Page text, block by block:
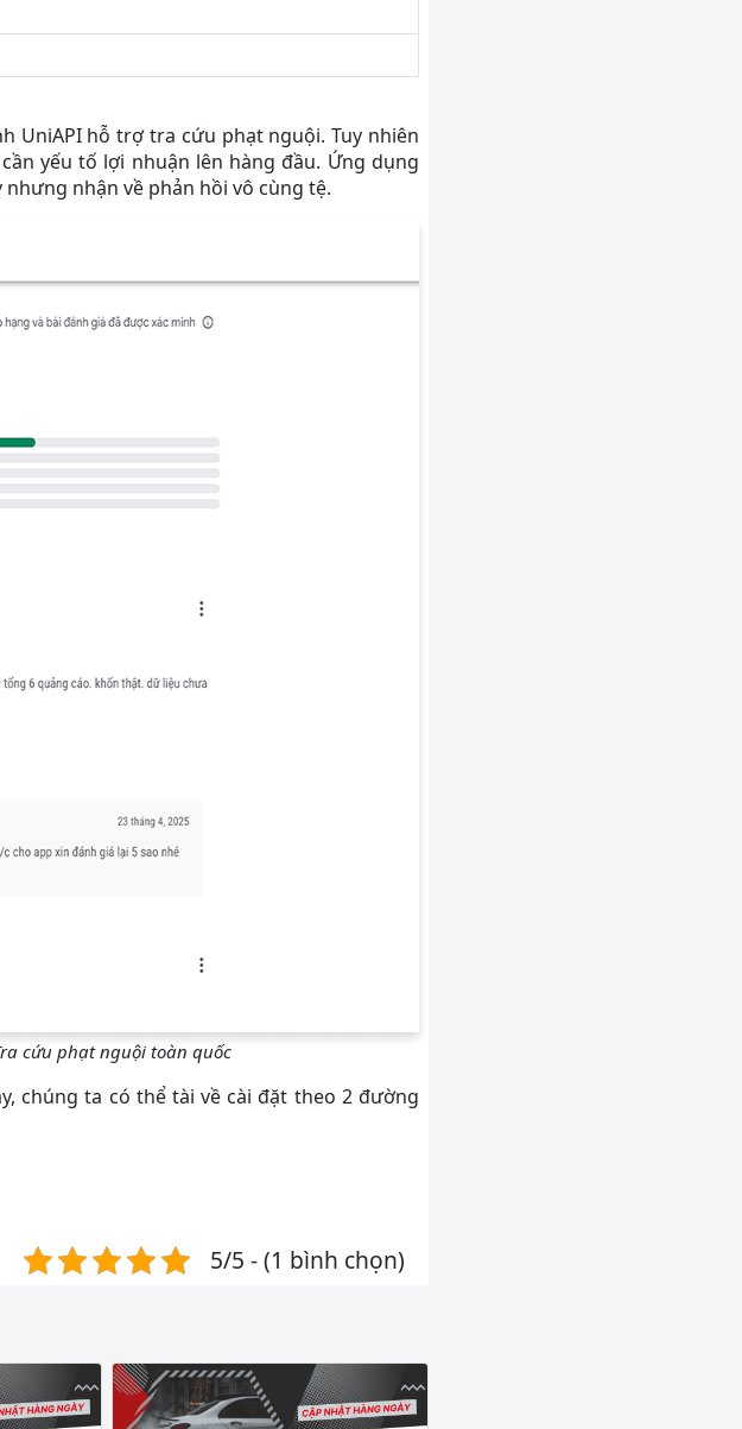
UniAPI hỗ trợ tra cứu phạt nguội. Tuy nhiên
yếu tố lợi nhuận lên hàng đầu. Ứng dụng
nhận về phản hồi vô cùng tệ.
cứu phạt nguội toàn quốc
chúng ta có thể tài về cài đặt theo 2 đường
5/5 - (1 bình chọn)